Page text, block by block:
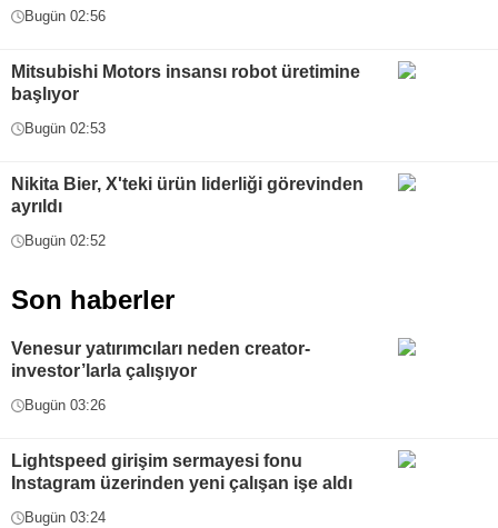
Bugün 02:56
Mitsubishi Motors insansı robot üretimine
başlıyor
Bugün 02:53
Nikita Bier, X'teki ürün liderliği görevinden
ayrıldı
Bugün 02:52
Son haberler
Venesur yatırımcıları neden creator-
investor’larla çalışıyor
Bugün 03:26
Lightspeed girişim sermayesi fonu
Instagram üzerinden yeni çalışan işe aldı
Bugün 03:24